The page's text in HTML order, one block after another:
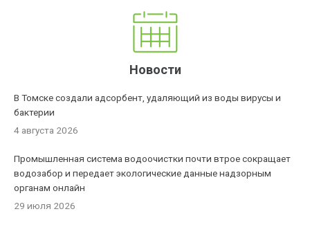
Новости
В Томске создали адсорбент, удаляющий из воды вирусы и
бактерии
4 августа 2026
Промышленная система водоочистки почти втрое сокращает
водозабор и передает экологические данные надзорным
органам онлайн
29 июля 2026